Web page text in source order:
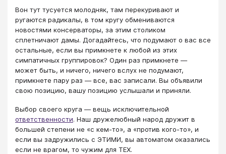
Вон тут тусуется молодняк, там перекуривают и
ругаются радикалы, в том кругу обмениваются
новостями консерваторы, за этим столиком
сплетничают дамы. Догадайтесь, что подумают о вас все
остальные, если вы примкнете к любой из этих
симпатичных группировок? Один раз примкнете —
может быть, и ничего, ничего вслух не подумают,
примкнете пару раз — все, вас записали. Вы объявили
свою позицию, вашу позицию услышали и приняли.
Выбор своего круга — вещь исключительной
ответственности. Наш дружелюбный народ дружит в
большей степени не «с кем-то», а «против кого-то», и
если вы задружились с ЭТИМИ, вы автоматом оказались
если не врагом, то чужим для ТЕХ.